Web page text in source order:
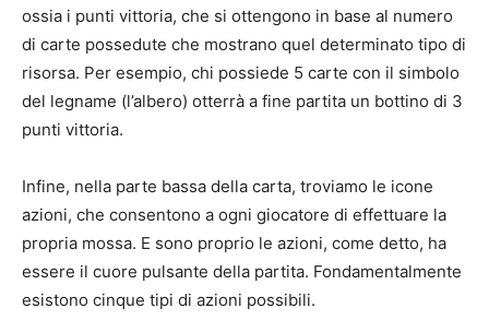
ossia i punti vittoria, che si ottengono in base al numero
di carte possedute che mostrano quel determinato tipo di
risorsa. Per esempio, chi possiede 5 carte con il simbolo
del legname (l’albero) otterrà a fine partita un bottino di 3
punti vittoria.
Infine, nella parte bassa della carta, troviamo le icone
azioni, che consentono a ogni giocatore di effettuare la
propria mossa. E sono proprio le azioni, come detto, ha
essere il cuore pulsante della partita. Fondamentalmente
esistono cinque tipi di azioni possibili.